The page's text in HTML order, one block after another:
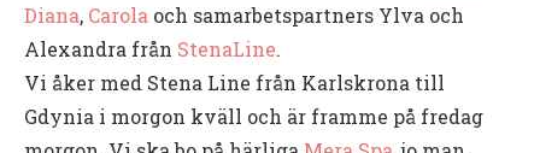
Diana, Carola och samarbetspartners Ylva och
Alexandra från StenaLine.
Vi åker med Stena Line från Karlskrona till
Gdynia i morgon kväll och är framme på fredag